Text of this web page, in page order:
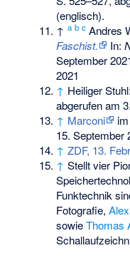
(englisch).
↑a b c Andres
Faschist.
In:
September
2021
↑ Heiliger Stuhl:
abgerufen am
↑ Marconi
15. September
↑ ZDF, 13.
↑ Stellt vier
Funktechnik
Fotografie,
sowieThomas